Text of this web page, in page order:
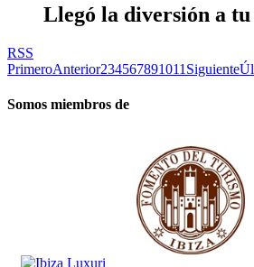
Llegó la diversión a tu
RSS
PrimeroAnterior234567891011 Siguiente
Somos miembros de